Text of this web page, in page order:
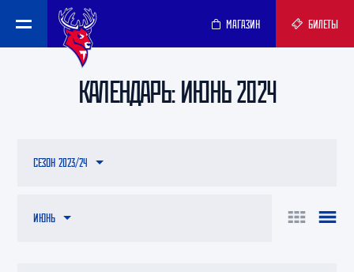
МАГАЗИН БИЛЕТЫ
КАЛЕНДАРЬ: ИЮНЬ 2024
ИЮНЬ
СЕЗОН 2023/24